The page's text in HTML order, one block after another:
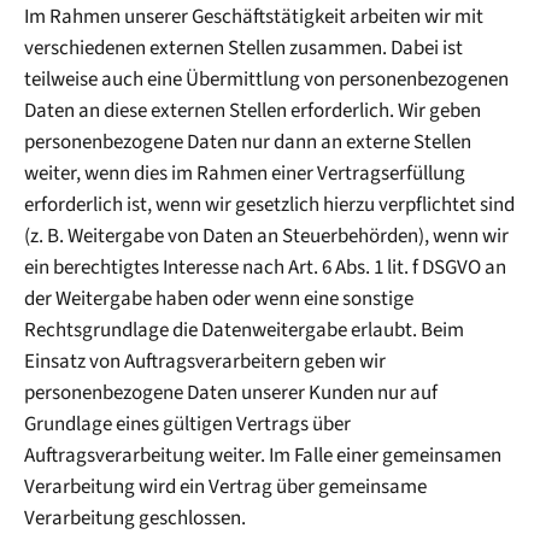
Im Rahmen unserer Geschäftstätigkeit arbeiten wir mit
verschiedenen externen Stellen zusammen. Dabei ist
teilweise auch eine Übermittlung von personenbezogenen
Daten an diese externen Stellen erforderlich. Wir geben
personenbezogene Daten nur dann an externe Stellen
weiter, wenn dies im Rahmen einer Vertragserfüllung
erforderlich ist, wenn wir gesetzlich hierzu verpflichtet sind
(z. B. Weitergabe von Daten an Steuerbehörden), wenn wir
ein berechtigtes Interesse nach Art. 6 Abs. 1 lit. f DSGVO an
der Weitergabe haben oder wenn eine sonstige
Rechtsgrundlage die Datenweitergabe erlaubt. Beim
Einsatz von Auftragsverarbeitern geben wir
personenbezogene Daten unserer Kunden nur auf
Grundlage eines gültigen Vertrags über
Auftragsverarbeitung weiter. Im Falle einer gemeinsamen
Verarbeitung wird ein Vertrag über gemeinsame
Verarbeitung geschlossen.